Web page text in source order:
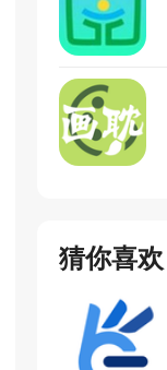
猜你喜欢